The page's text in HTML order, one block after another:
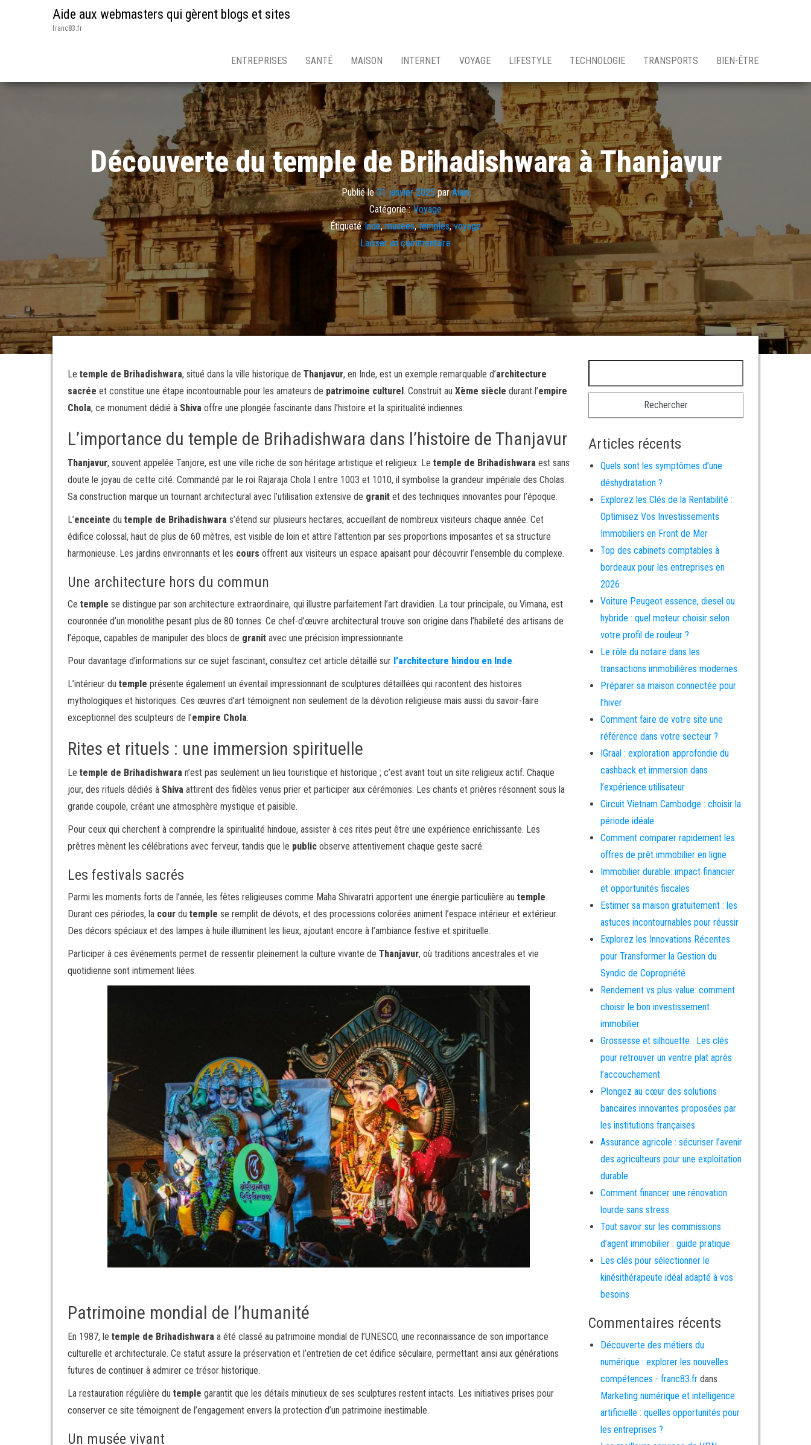
Aide aux webmasters qui gèrent blogs et sites
franc83.fr
ENTREPRISES SANTÉ MAISON INTERNET VOYAGE LIFESTYLE TECHNOLOGIE TRANSPORTS BIEN-ÊTRE
Découverte du temple de Brihadishwara à Thanjavur
Publié le31 janvier 2025parAlain
Catégorie : Voyage
Étiqueté Inde,musées,temples,voyage
Laisser un commentaire
Le temple de Brihadishwara, situé dans la ville historique de Thanjavur, en Inde, est un exemple remarquable d’architecture
sacrée et constitue une étape incontournable pour les amateurs de patrimoine culturel. Construit au Xème siècle durant l’empire
Chola, ce monument dédié à Shiva offre une plongée fascinante dans l’histoire et la spiritualité indiennes.
L’importance du temple de Brihadishwara dans l’histoire de Thanjavur
Thanjavur, souvent appelée Tanjore, est une ville riche de son héritage artistique et religieux. Le temple de Brihadishwara est sans
doute le joyau de cette cité. Commandé par le roi Rajaraja Chola I entre 1003 et 1010, il symbolise la grandeur impériale des Cholas.
Sa construction marque un tournant architectural avec l’utilisation extensive de granit et des techniques innovantes pour l’époque.
L’enceinte du temple de Brihadishwara s’étend sur plusieurs hectares, accueillant de nombreux visiteurs chaque année. Cet
édifice colossal, haut de plus de 60 mètres, est visible de loin et attire l’attention par ses proportions imposantes et sa structure
harmonieuse. Les jardins environnants et les cours offrent aux visiteurs un espace apaisant pour découvrir l’ensemble du complexe.
Une architecture hors du commun
Ce temple se distingue par son architecture extraordinaire, qui illustre parfaitement l’art dravidien. La tour principale, ou Vimana, est
couronnée d’un monolithe pesant plus de 80 tonnes. Ce chef-d’œuvre architectural trouve son origine dans l’habileté des artisans de
l’époque, capables de manipuler des blocs de granit avec une précision impressionnante.
Pour davantage d’informations sur ce sujet fascinant, consultez cet article détaillé sur l’architecture hindou en Inde.
L’intérieur du temple présente également un éventail impressionnant de sculptures détaillées qui racontent des histoires
mythologiques et historiques. Ces œuvres d’art témoignent non seulement de la dévotion religieuse mais aussi du savoir-faire
exceptionnel des sculpteurs de l’empire Chola.
Rites et rituels : une immersion spirituelle
Le temple de Brihadishwara n’est pas seulement un lieu touristique et historique ; c’est avant tout un site religieux actif. Chaque
jour, des rituels dédiés à Shiva attirent des fidèles venus prier et participer aux cérémonies. Les chants et prières résonnent sous la
grande coupole, créant une atmosphère mystique et paisible.
Pour ceux qui cherchent à comprendre la spiritualité hindoue, assister à ces rites peut être une expérience enrichissante. Les
prêtres mènent les célébrations avec ferveur, tandis que le public observe attentivement chaque geste sacré.
Les festivals sacrés
Parmi les moments forts de l’année, les fêtes religieuses comme Maha Shivaratri apportent une énergie particulière au temple.
Durant ces périodes, la cour du temple se remplit de dévots, et des processions colorées animent l’espace intérieur et extérieur.
Des décors spéciaux et des lampes à huile illuminent les lieux, ajoutant encore à l’ambiance festive et spirituelle.
Participer à ces événements permet de ressentir pleinement la culture vivante de Thanjavur, où traditions ancestrales et vie
quotidienne sont intimement liées.
Patrimoine mondial de l’humanité
En 1987, le temple de Brihadishwara a été classé au patrimoine mondial de l’UNESCO, une reconnaissance de son importance
culturelle et architecturale. Ce statut assure la préservation et l’entretien de cet édifice séculaire, permettant ainsi aux générations
futures de continuer à admirer ce trésor historique.
La restauration régulière du temple garantit que les détails minutieux de ses sculptures restent intacts. Les initiatives prises pour
conserver ce site témoignent de l’engagement envers la protection d’un patrimoine inestimable.
Un musée vivant
Articles récents
Quels sont les symptômes d’une
déshydratation ?
Explorez les Clés de la Rentabilité :
Optimisez Vos Investissements
Immobiliers en Front de Mer
Top des cabinets comptables à
bordeaux pour les entreprises en
2026
Voiture Peugeot essence, diesel ou
hybride : quel moteur choisir selon
votre profil de rouleur ?
Le rôle du notaire dans les
transactions immobilières modernes
Préparer sa maison connectée pour
l’hiver
Comment faire de votre site une
référence dans votre secteur ?
IGraal : exploration approfondie du
cashback et immersion dans
l’expérience utilisateur
Circuit Vietnam Cambodge : choisir la
période idéale
Comment comparer rapidement les
offres de prêt immobilier en ligne
Immobilier durable: impact financier
et opportunités fiscales
Estimer sa maison gratuitement : les
astuces incontournables pour réussir
Explorez les Innovations Récentes
pour Transformer la Gestion du
Syndic de Copropriété
Rendement vs plus-value: comment
choisir le bon investissement
immobilier
Grossesse et silhouette : Les clés
pour retrouver un ventre plat après
l’accouchement
Plongez au cœur des solutions
bancaires innovantes proposées par
les institutions françaises
Assurance agricole : sécuriser l’avenir
des agriculteurs pour une exploitation
durable
Comment financer une rénovation
lourde sans stress
Tout savoir sur les commissions
d’agent immobilier : guide pratique
Les clés pour sélectionner le
kinésithérapeute idéal adapté à vos
besoins
Commentaires récents
Découverte des métiers du
numérique : explorer les nouvelles
compétences - franc83.frdans
Marketing numérique et intelligence
artificielle : quelles opportunités pour
les entreprises ?